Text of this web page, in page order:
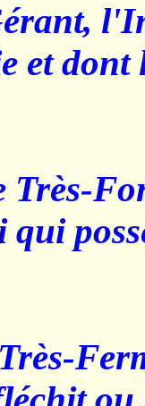
et dont
Très-
qui